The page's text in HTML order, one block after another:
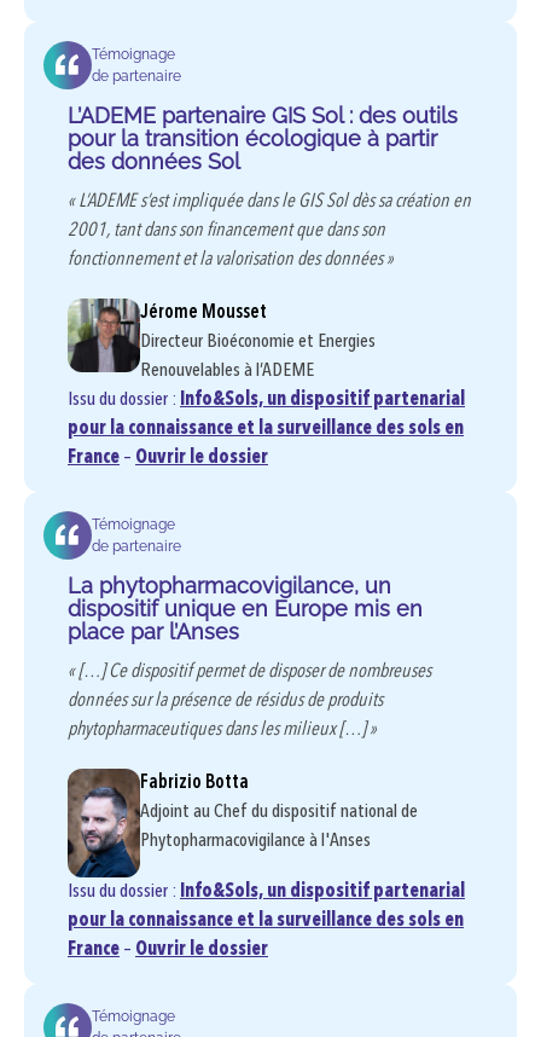
Témoignage
de partenaire
L’ADEME partenaire GIS Sol : des outils
pour la transition écologique à partir
des données Sol
« L’ADEME s’est impliquée dans le GIS Sol dès sa création en
2001, tant dans son financement que dans son
fonctionnement et la valorisation des données »
Jérome Mousset
Directeur Bioéconomie et Energies
Renouvelables à l’ADEME
Issu du dossier : Info&Sols, un dispositif partenarial
pour la connaissance et la surveillance des sols en
France – Ouvrir le dossier
Témoignage
de partenaire
La phytopharmacovigilance, un
dispositif unique en Europe mis en
place par l’Anses
« […] Ce dispositif permet de disposer de nombreuses
données sur la présence de résidus de produits
phytopharmaceutiques dans les milieux […] »
Fabrizio Botta
Adjoint au Chef du dispositif national de
Phytopharmacovigilance à l'Anses
Issu du dossier : Info&Sols, un dispositif partenarial
pour la connaissance et la surveillance des sols en
France – Ouvrir le dossier
Témoignage